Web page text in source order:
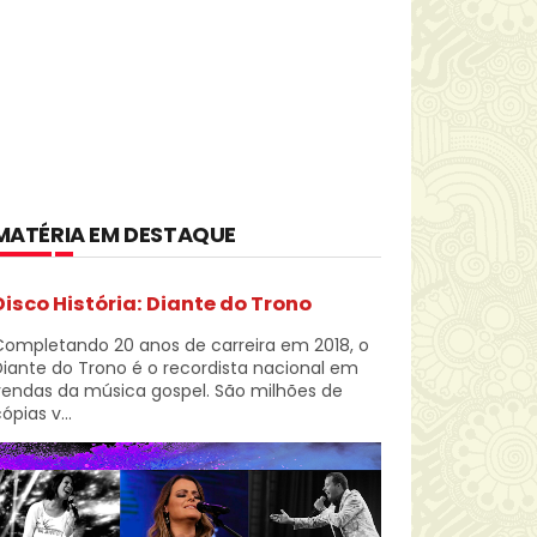
EM DESTAQUE
História: Diante do Trono
20 anos de carreira em 2018, o
do Trono é o recordista nacional em
da música gospel. São milhões de
v...